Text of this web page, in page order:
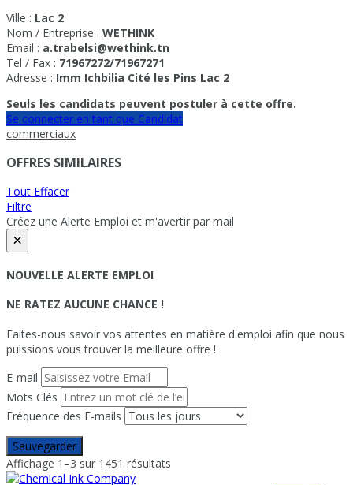
Ville : Lac 2
Nom / Entreprise : WETHINK
Email : a.trabelsi@wethink.tn
Tel / Fax : 71967272/71967271
Adresse : Imm Ichbilia Cité les Pins Lac 2
Seuls les candidats peuvent postuler à cette offre.
Se connecter en tant que Candidat
commerciaux
OFFRES SIMILAIRES
Tout Effacer
Filtre
Créez une Alerte Emploi et m'avertir par mail
×
NOUVELLE ALERTE EMPLOI
NE RATEZ AUCUNE CHANCE !
Faites-nous savoir vos attentes en matière d'emploi afin que nous
puissions vous trouver la meilleure offre !
E-mail
Mots Clés
Fréquence des E-mails
Sauvegarder
Affichage 1–3 sur 1451 résultats